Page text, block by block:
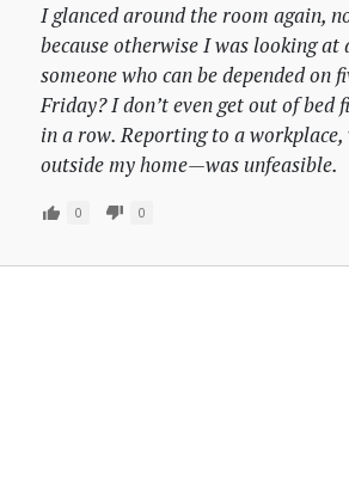
I glanced around the room again,
because otherwise I was looking
someone who can be depended on
Friday? I don’t even get out of
in a row. Reporting to a
outside my home—was unfeasible.
0 0